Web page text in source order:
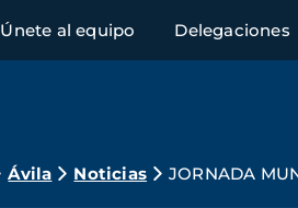
Únete al equipo Delegaciones
Ávila Noticias JORNADA